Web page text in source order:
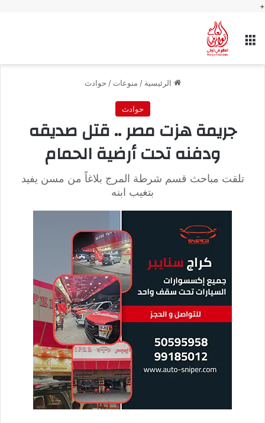
+
القائمة
الرئيسية / منوعات / حوادث
حوادث
جريمة هزت مصر .. قتل صديقه
ودفنه تحت أرضية الحمام
تلقت مباحث قسم شرطة المرج بلاغاً من مسن يفيد
بتغيب ابنه